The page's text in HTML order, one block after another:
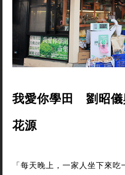
我愛你學田 劉昭儀
花源
「每天晚上，一家人坐下來